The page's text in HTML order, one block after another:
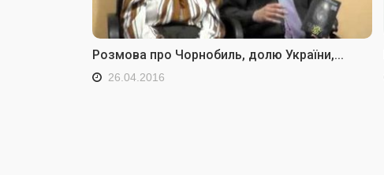
Розмова про Чорнобиль, долю України,...
26.04.2016